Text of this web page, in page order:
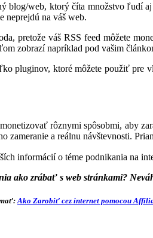
blog/web, ktorý číta množstvo ľudí
neprejdú na váš web.
pretože váš RSS feed môžete
zobrazí napríklad pod vašim
pluginov, ktoré môžete použiť pre
rôznymi spôsobmi, aby
zameranie a reálnu návštevnosti.
informácií o téme podnikania na
ako zrábať s web stránkami?
Ako Zarobiť cez internet pomocou